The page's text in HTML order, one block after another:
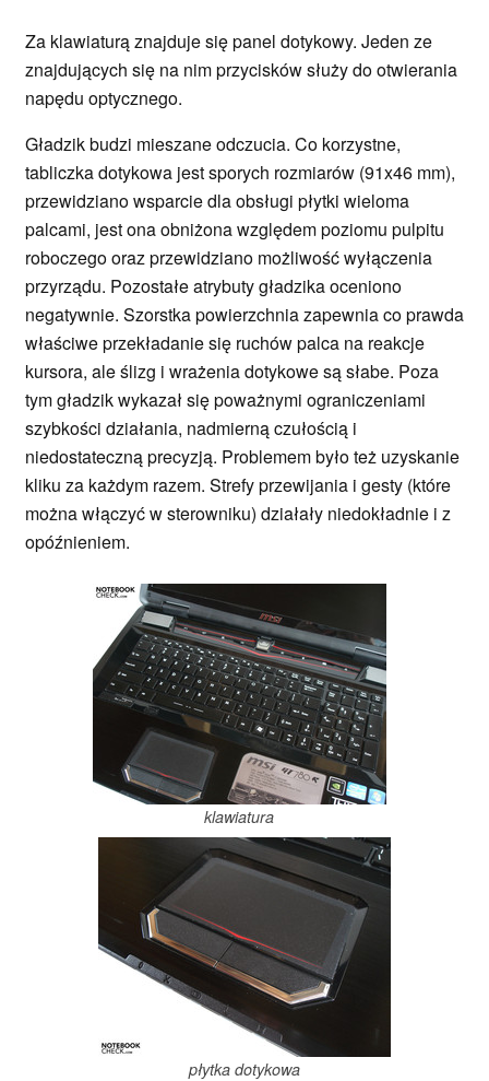
Za klawiaturą znajduje się panel dotykowy. Jeden ze
znajdujących się na nim przycisków służy do otwierania
napędu optycznego.
Gładzik budzi mieszane odczucia. Co korzystne,
tabliczka dotykowa jest sporych rozmiarów (91x46 mm),
przewidziano wsparcie dla obsługi płytki wieloma
palcami, jest ona obniżona względem poziomu pulpitu
roboczego oraz przewidziano możliwość wyłączenia
przyrządu. Pozostałe atrybuty gładzika oceniono
negatywnie. Szorstka powierzchnia zapewnia co prawda
właściwe przekładanie się ruchów palca na reakcje
kursora, ale ślizg i wrażenia dotykowe są słabe. Poza
tym gładzik wykazał się poważnymi ograniczeniami
szybkości działania, nadmierną czułością i
niedostateczną precyzją. Problemem było też uzyskanie
kliku za każdym razem. Strefy przewijania i gesty (które
można włączyć w sterowniku) działały niedokładnie i z
opóźnieniem.
klawiatura
płytka dotykowa